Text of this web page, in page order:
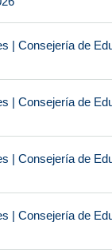
| Consejería de
| Consejería de
| Consejería de
| Consejería de